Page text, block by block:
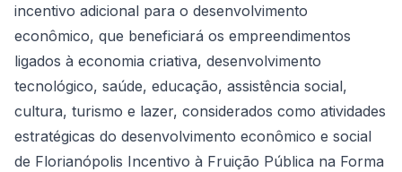
incentivo adicional para o desenvolvimento
econômico, que beneficiará os empreendimentos
ligados à economia criativa, desenvolvimento
tecnológico, saúde, educação, assistência social,
cultura, turismo e lazer, considerados como atividades
estratégicas do desenvolvimento econômico e social
de Florianópolis Incentivo à Fruição Pública na Forma